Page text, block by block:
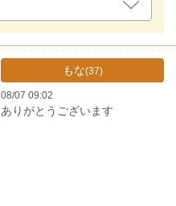
もな(37)
08/07 09:02
ありがとうございます